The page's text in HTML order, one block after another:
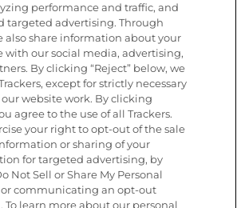
a La Cocina Goya®
Recetas, Ofertas Especiales y
Promociones
EN LAS REDES SOCIALES
del sitioPolítica de privacidad
de mis datos personales sensibles
ni compartir mis datos personales
Foods, Inc. Todos los derechos reservados.
performance and traffic, and
targeted advertising. Through
also share information about your
with our social media, advertising,
By clicking “Reject” below, we
except for strictly necessary
website work. By clicking
agree to the use of all Trackers.
your right to opt-out of the sale
or sharing of your
for targeted advertising, by
Not Sell or Share My Personal
communicating an opt-out
To learn more about our personal